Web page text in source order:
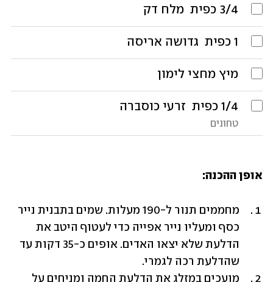
3/4 כפית מלח דק
1 כפית גדושה אריסה
מיץ מחצי לימון
1/4 כפית זרעי כוסברה
טחונים
אופן ההכנה:
כסף ומעליו נייר אפייה כדי לעטוף היטב את
שהדלעת רכה לגמרי.